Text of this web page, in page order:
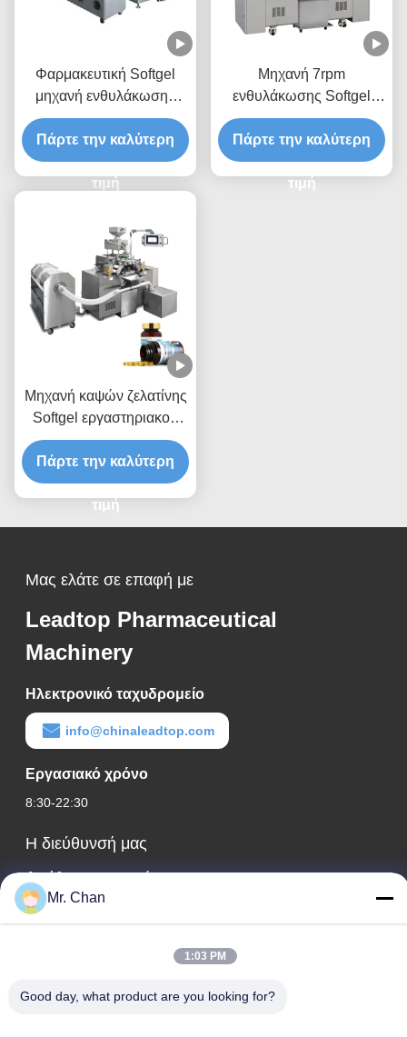
Φαρμακευτική Softgel
μηχανή ενθυλάκωσης
2.3KW 7rpm
Πάρτε την καλύτερη
τιμή
Μηχανή 7rpm
ενθυλάκωσης Softgel
βιταμινών για τη ζελατίνη
Πάρτε την καλύτερη
τιμή
Μηχανή καψών ζελατίνης
Softgel εργαστηριακού
άνευ ραφής πετρελαίου
με το στυλοβάτη 8
Πάρτε την καλύτερη
τιμή
Μας ελάτε σε επαφή με
Leadtop Pharmaceutical
Machinery
Ηλεκτρονικό ταχυδρομείο
info@chinaleadtop.com
Εργασιακό χρόνο
8:30-22:30
Η διεύθυνσή μας
Διεύθυνση εταιρείας
28ος, Jiuan Rd, βιομηχανική ζώνη Jiuli, Shangwang. Πόλη
Ruian, Zhejiang, ΚΙΝΑ
Διεύθυνση εργοστασίου
Ruian, Zhejiang, ΚΙΝΑ
Mr. Chan
1:03 PM
Good day, what product are you looking for?